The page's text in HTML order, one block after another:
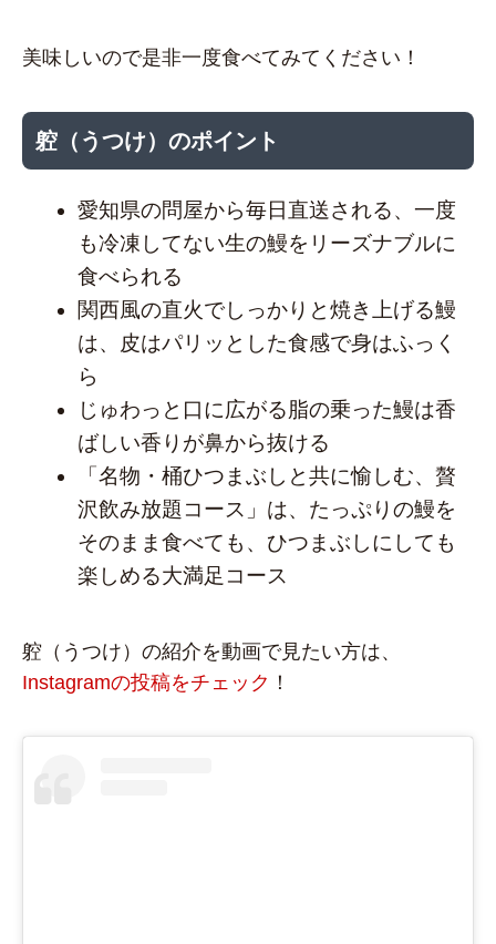
美味しいので是非一度食べてみてください！
躻（うつけ）のポイント
愛知県の問屋から毎日直送される、一度
も冷凍してない生の鰻をリーズナブルに
食べられる
関西風の直火でしっかりと焼き上げる鰻
は、皮はパリッとした食感で身はふっく
ら
じゅわっと口に広がる脂の乗った鰻は香
ばしい香りが鼻から抜ける
「名物・桶ひつまぶしと共に愉しむ、贅
沢飲み放題コース」は、たっぷりの鰻を
そのまま食べても、ひつまぶしにしても
楽しめる大満足コース
躻（うつけ）の紹介を動画で見たい方は、
Instagramの投稿をチェック ！